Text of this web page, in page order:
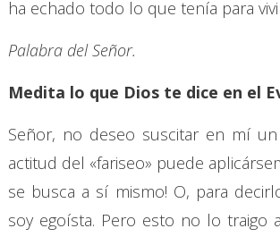
ha echado todo lo que tenía para
Palabra del Señor.
Medita lo que Dios te dice en el
Señor, no deseo suscitar en mí
actitud del «fariseo» puede
se busca a sí mismo! O, para
soy egoísta. Pero esto no lo traigo